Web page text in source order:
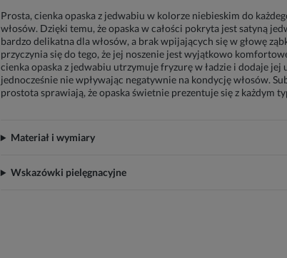
Prosta, cienka opaska z jedwabiu w kolorze niebieskim do
włosów. Dzięki temu, że opaska w całości pokryta jest satyną
bardzo delikatna dla włosów, a brak wpijających się w głowę
przyczynia się do tego, że jej noszenie jest wyjątkowo
cienka opaska z jedwabiu utrzymuje fryzurę w ładzie i dodaje jej
jednocześnie nie wpływając negatywnie na kondycję włosów.
prostota sprawiają, że opaska świetnie prezentuje się z każdym
Materiał i wymiary
Wskazówki pielęgnacyjne